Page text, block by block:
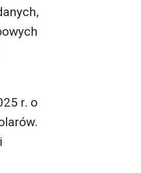
r. o